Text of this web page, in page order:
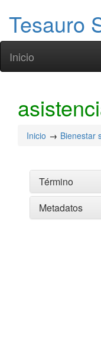
Tesauro
Inicio
Inicio Bienestar
Término
Metadatos